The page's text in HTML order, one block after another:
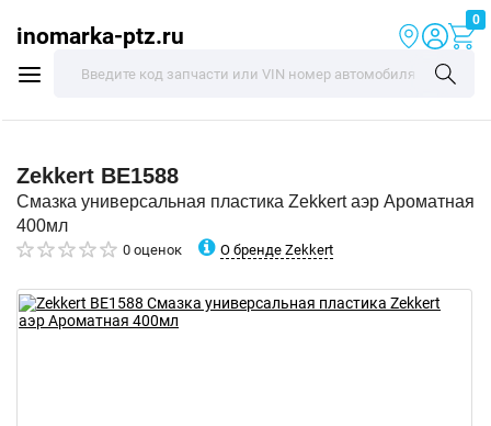
inomarka-ptz.ru
0
Zekkert BE1588
Смазка универсальная пластика Zekkert аэр Ароматная
400мл
0 оценок О бренде Zekkert